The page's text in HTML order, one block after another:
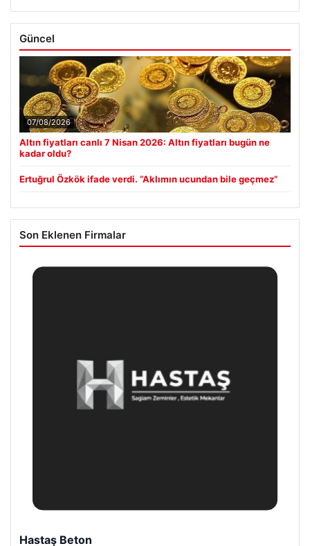
Güncel
07/08/2026
Altın fiyatları canlı 7 Nisan 2026: Altın fiyatları bugün ne
kadar oldu?
Ertuğrul Özkök ifade verdi. “Aklımın ucundan bile geçmez”
Son Eklenen Firmalar
Hastaş Beton